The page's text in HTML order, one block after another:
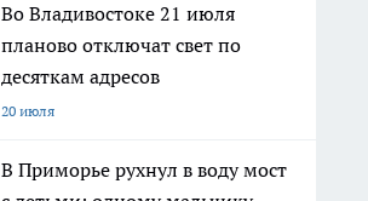
Во Владивостоке 21 июля
планово отключат свет по
десяткам адресов
20 июля
В Приморье рухнул в воду мост